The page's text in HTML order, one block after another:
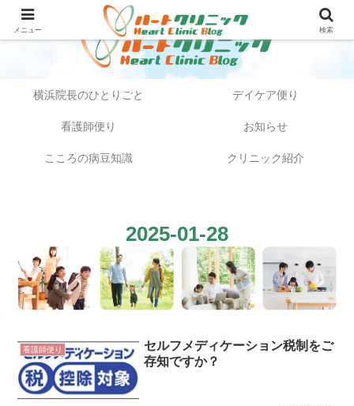
横浜院長のひとりごと デイケア便り
看護師便り お知らせ
こころの病豆知識 クリニック紹介
2025-01-28
看護師便り
セルフメディケーション税制をご
存知ですか？
メニュー 検索